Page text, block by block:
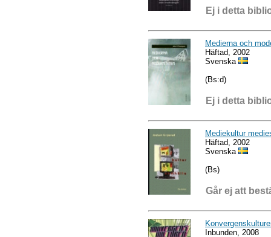
Ej i detta
Medierna och
Häftad, 2002
Svenska
(Bs:d)
Ej i detta
Mediekultur
Häftad, 2002
Svenska
(Bs)
Går ej att
Inbunden, 2008